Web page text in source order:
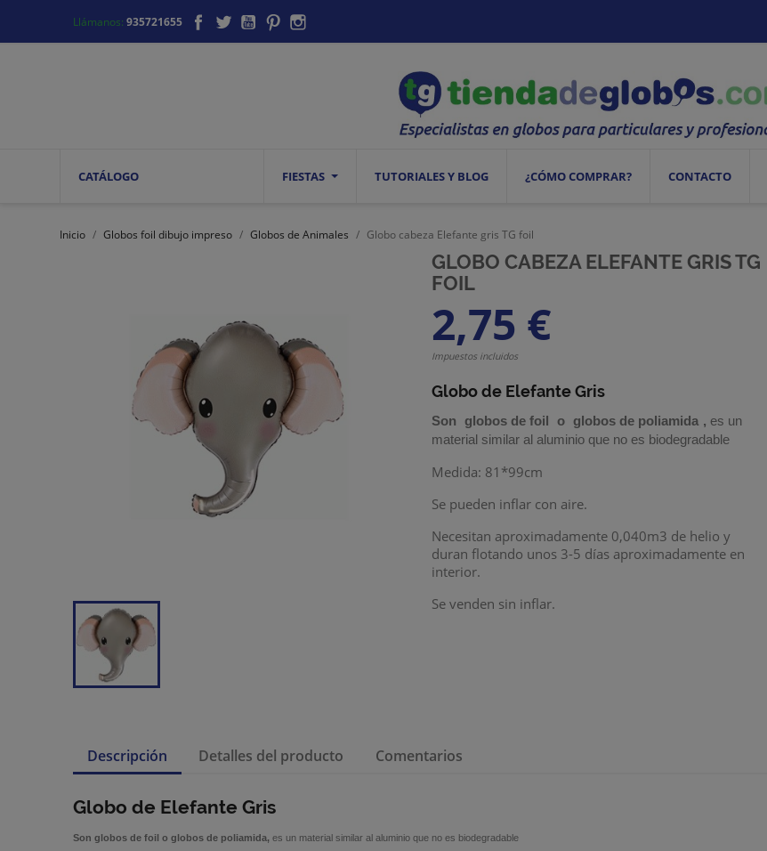
Llámanos:935721655 Facebook
TwitterYouTubePinterest
CATÁLOGO FIESTAS TUTORIALES Y BLOG ¿CÓMO COMPRAR? CONTACTO
Inicio Globos foil dibujo impreso Globos de Animales Globo cabeza Elefante gris TG foil
GLOBO CABEZA ELEFANTE GRIS TG
FOIL
2,75 €
Impuestos incluidos
Globo de Elefante Gris
Son globos de foil o globos de poliamida , es un
material similar al aluminio que no es biodegradable
Medida: 81*99cm
Se pueden inflar con aire.
Necesitan aproximadamente 0,040m3 de helio y
duran flotando unos 3-5 días aproximadamente en
interior.
Se venden sin inflar.
Descripción Detalles del producto Comentarios
Globo de Elefante Gris
Songlobos de foil oglobos de poliamida,es un material similar al aluminio que no es biodegradable